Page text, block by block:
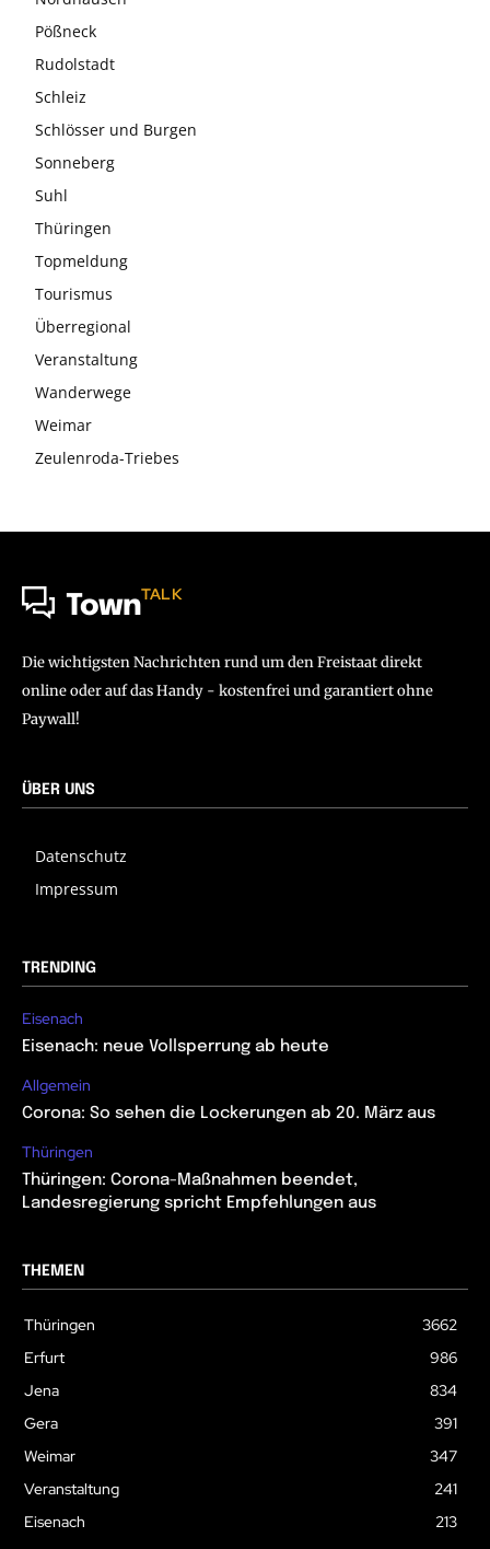
Pößneck
Rudolstadt
Schleiz
Schlösser und Burgen
Sonneberg
Suhl
Thüringen
Topmeldung
Tourismus
Überregional
Veranstaltung
Wanderwege
Weimar
Zeulenroda-Triebes
TownTALK
Die wichtigsten Nachrichten rund um den Freistaat direkt
online oder auf das Handy - kostenfrei und garantiert ohne
Paywall!
ÜBER UNS
Datenschutz
Impressum
TRENDING
Eisenach
Eisenach: neue Vollsperrung ab heute
Allgemein
Corona: So sehen die Lockerungen ab 20. März aus
Thüringen
Thüringen: Corona-Maßnahmen beendet,
Landesregierung spricht Empfehlungen aus
THEMEN
Thüringen
3662
Erfurt
986
Jena
834
Gera
391
Weimar
347
Veranstaltung
241
Eisenach
213